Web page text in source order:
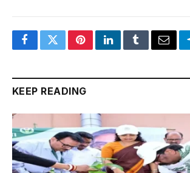
FacebookTwitterPinterestLinkedInTumblrEmail
KEEP READING